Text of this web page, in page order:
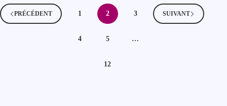
PRÉCÉDENT 1 2 3
4 5 …
12
SUIVANT